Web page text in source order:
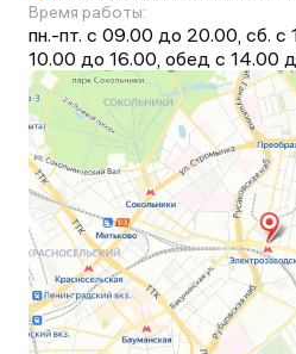
Время работы:
пн.-пт. с 09.00 до 20.00, сб. с
10.00 до 16.00, обед с 14.00